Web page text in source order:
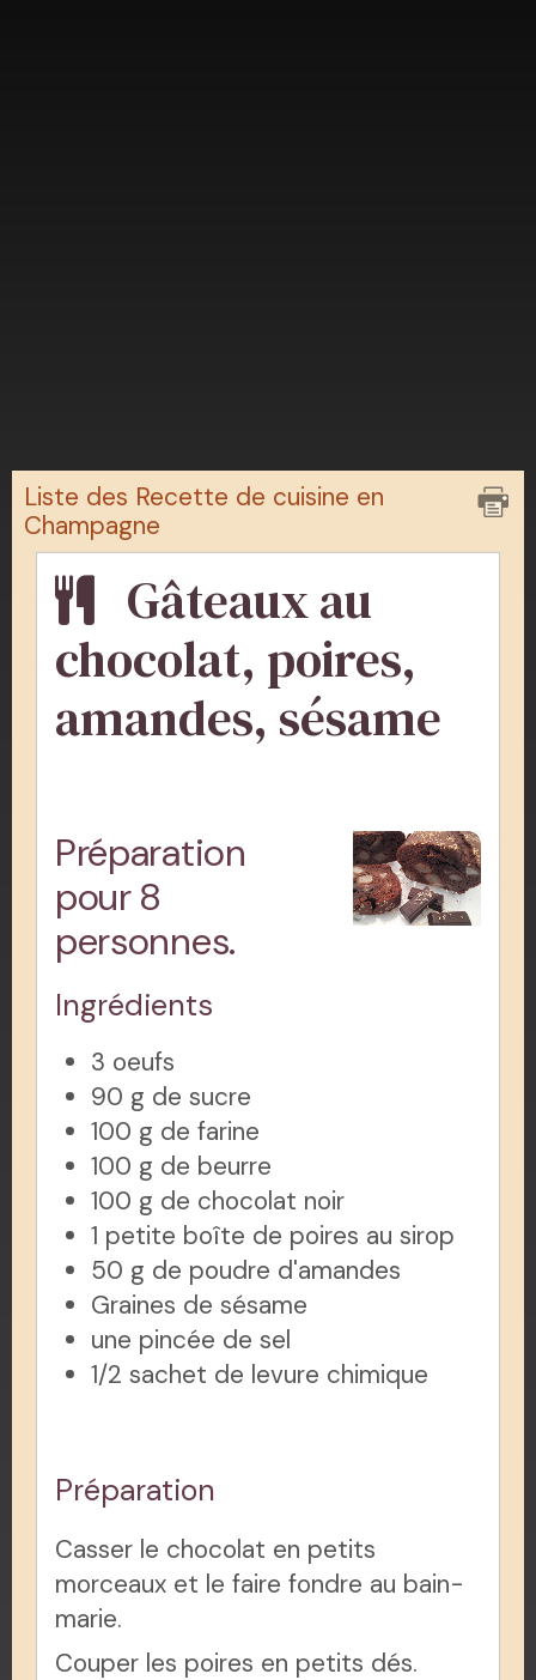
Liste des Recette de cuisine en
Champagne
Gâteaux au
chocolat, poires,
amandes, sésame
Préparation
pour 8
personnes.
Ingrédients
3 oeufs
90 g de sucre
100 g de farine
100 g de beurre
100 g de chocolat noir
1 petite boîte de poires au sirop
50 g de poudre d'amandes
Graines de sésame
une pincée de sel
1/2 sachet de levure chimique
Préparation
Casser le chocolat en petits
morceaux et le faire fondre au bain-
marie.
Couper les poires en petits dés.